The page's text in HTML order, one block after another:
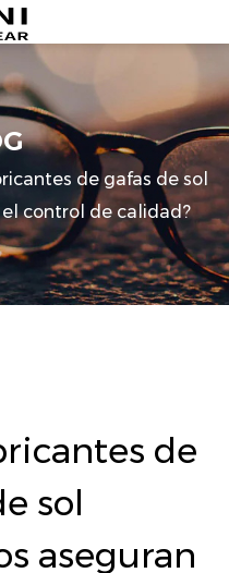
de gafas de sol
control de calidad?
de
sol
aseguran